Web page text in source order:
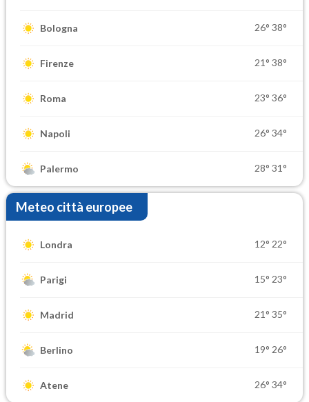
Bologna 26° 38°
Firenze 21° 38°
Roma 23° 36°
Napoli 26° 34°
Palermo 28° 31°
Meteo città europee
Londra 12° 22°
Parigi 15° 23°
Madrid 21° 35°
Berlino 19° 26°
Atene 26° 34°